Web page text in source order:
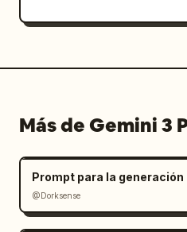
Más de Gemini 3
@Dorksense